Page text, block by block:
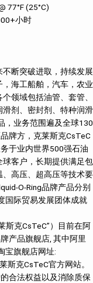
77°F (25°C)
小时
不断突破进取，持续发展
海工船舶，汽车，农业
领域包括油管、套管、
剂、密封剂、特种润滑
，业务范围遍及全球130
牌方，克莱斯克CsTeC
于业内世界500强石油
客户，长期提供满足包
高压、超高压等技术要
O-Ring品牌产品分别
国际贸易发展团体成就
斯克CsTeC”）目前在阿
产品旗舰店, 其中阿里
宝旗舰店网址:
斯克CsTeC官方网站。
合法权益以及消除质保